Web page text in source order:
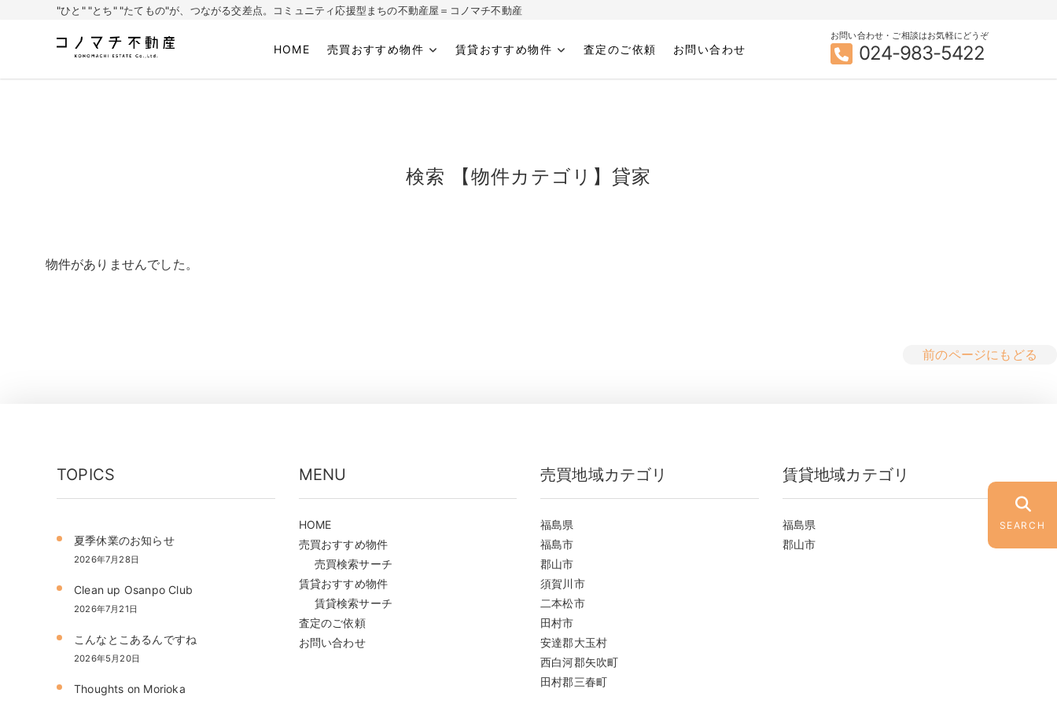
"ひと" "とち" "たてもの"が、つながる交差点。コミュニティ応援型まちの不動産屋＝コノマチ不動産
HOME 売買おすすめ物件 賃貸おすすめ物件 査定のご依頼 お問い合わせ
お問い合わせ・ご相談はお気軽にどうぞ
024-983-5422
検索 【物件カテゴリ】貸家
物件がありませんでした。
前のページにもどる
SEARCH
TOPICS
夏季休業のお知らせ
2026年7月28日
Clean up Osanpo Club
2026年7月21日
こんなとこあるんですね
2026年5月20日
Thoughts on Morioka
MENU
HOME
売買おすすめ物件
売買検索サーチ
賃貸おすすめ物件
賃貸検索サーチ
査定のご依頼
お問い合わせ
売買地域カテゴリ
福島県
福島市
郡山市
須賀川市
二本松市
田村市
安達郡大玉村
西白河郡矢吹町
田村郡三春町
賃貸地域カテゴリ
福島県
郡山市